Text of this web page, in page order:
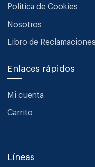
Política de Cookies
Nosotros
Libro de Reclamaciones
Enlaces rápidos
Mi cuenta
Carrito
Líneas